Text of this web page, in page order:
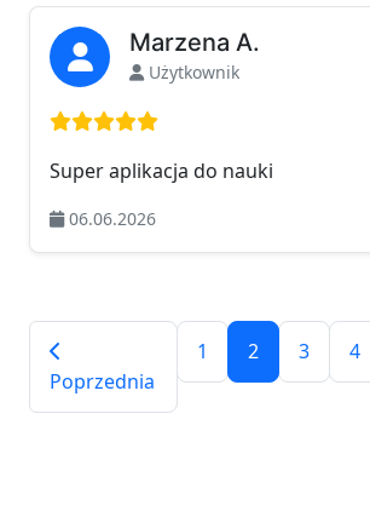
Marzena A.
Użytkownik
Ocena: 5 na 5
Super aplikacja do nauki
06.06.2026
Poprzednia
1 2 3 4